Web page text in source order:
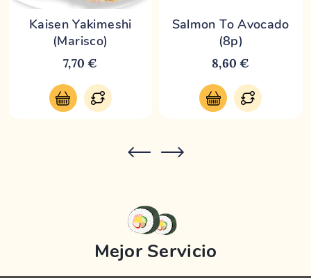
Kaisen Yakimeshi
(Marisco)
7,70 €
Salmon To Avocado
(8p)
8,60 €
Mejor Servicio